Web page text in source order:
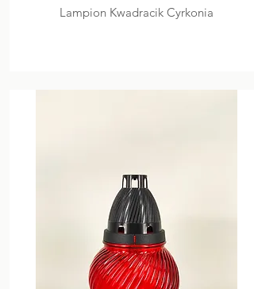
Lampion Kwadracik Cyrkonia